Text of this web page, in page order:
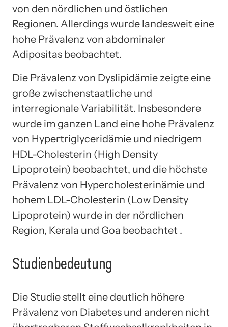
von den nördlichen und östlichen
Regionen. Allerdings wurde landesweit eine
hohe Prävalenz von abdominaler
Adipositas beobachtet.
Die Prävalenz von Dyslipidämie zeigte eine
große zwischenstaatliche und
interregionale Variabilität. Insbesondere
wurde im ganzen Land eine hohe Prävalenz
von Hypertriglyceridämie und niedrigem
HDL-Cholesterin (High Density
Lipoprotein) beobachtet, und die höchste
Prävalenz von Hypercholesterinämie und
hohem LDL-Cholesterin (Low Density
Lipoprotein) wurde in der nördlichen
Region, Kerala und Goa beobachtet .
Studienbedeutung
Die Studie stellt eine deutlich höhere
Prävalenz von Diabetes und anderen nicht